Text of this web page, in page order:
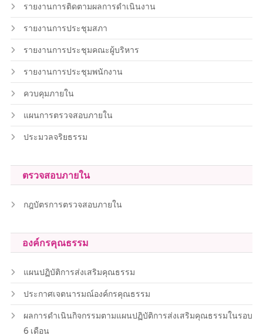
รายงานการติดตามผลการดำเนินงาน
รายงานการประชุมสภา
รายงานการประชุมคณะผู้บริหาร
รายงานการประชุมพนักงาน
ควบคุมภายใน
แผนการตรวจสอบภายใน
ประมวลจริยธรรม
ตรวจสอบภายใน
กฎบัตรการตรวจสอบภายใน
องค์กรคุณธรรม
แผนปฏิบัติการส่งเสริมคุณธรรม
ประกาศเจตนารมณ์องค์กรคุณธรรม
ผลการดำเนินกิจกรรมตามแผนปฏิบัติการส่งเสริมคุณธรรมในรอบ
6 เดือน